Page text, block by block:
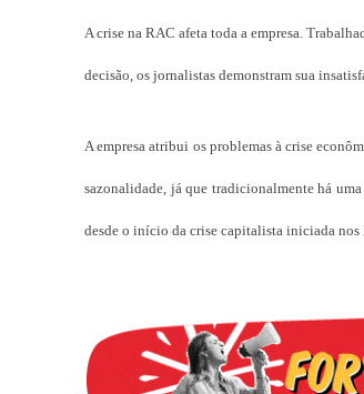
A crise na RAC afeta toda a empresa.
decisão, os jornalistas demonstram sua
A empresa atribui os problemas à crise
sazonalidade, já que tradicionalmente há
desde o início da crise capitalista iniciada